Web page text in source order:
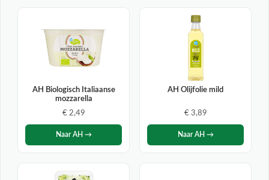
AH Biologisch Italiaanse
mozzarella
€ 2,49
Naar AH →
AH Olijfolie mild
€ 3,89
Naar AH →